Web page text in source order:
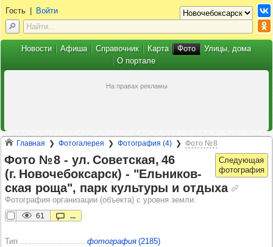
Главная Фотогалерея Фотография (4) Фото № 8
Фото № 8 -​ ул. Совет­ская, 46
(г. Ново­че­бок­сарск) -​ "Ель­ни­ков­
ская роща", парк куль­туры и отдыха
Фотография организации (объекта) с уровня земли.
61 ...
Тип фотография (2185)
Гость| Войти
Новости Афиша Справочник Карта Фото
Улицы, дома
О портале